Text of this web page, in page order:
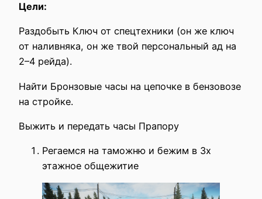
Цели:
Раздобыть Ключ от спецтехники (он же ключ
от наливняка, он же твой персональный ад на
2–4 рейда).
Найти Бронзовые часы на цепочке в бензовозе
на стройке.
Выжить и передать часы Прапору
Регаемся на таможню и бежим в 3х
этажное общежитие